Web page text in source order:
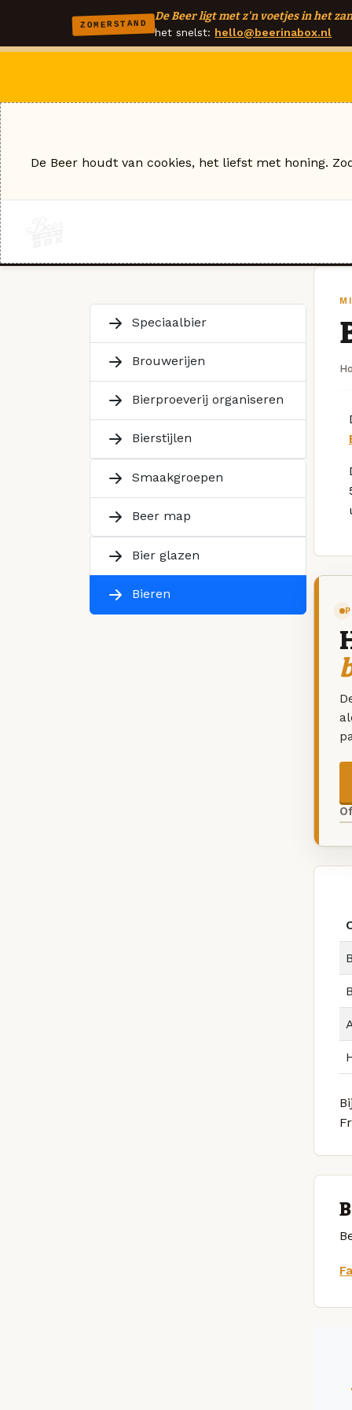
ZOMERSTAND
De Beer ligt met z'n voetjes in het
het snelst: hello@beerinabox.nl
Speciaalbier
Brouwerijen
Bierproeverij organiseren
Bierstijlen
Smaakgroepen
Beer map
Bier glazen
Bieren
De Beer houdt van cookies, het liefst met honing.